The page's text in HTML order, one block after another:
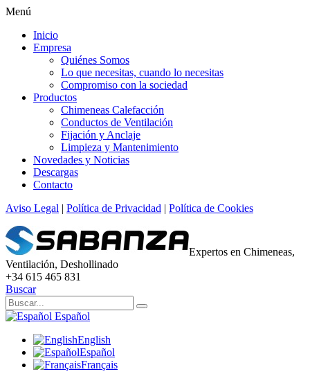
Menú
Inicio
Empresa
Quiénes Somos
Lo que necesitas, cuando lo necesitas
Compromiso con la sociedad
Productos
Chimeneas Calefacción
Conductos de Ventilación
Fijación y Anclaje
Limpieza y Mantenimiento
Novedades y Noticias
Descargas
Contacto
Aviso Legal | Política de Privacidad | Política de Cookies
Expertos en Chimeneas,
Ventilación, Deshollinado
+34 615 465 831
Buscar
Español
English
Español
Français